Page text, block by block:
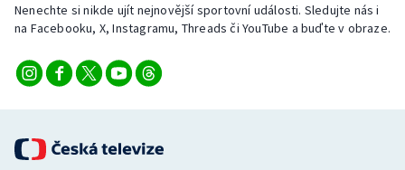
Nenechte si nikde ujít nejnovější sportovní události. Sledujte nás i
na Facebooku, X, Instagramu, Threads či YouTube a buďte v obraze.